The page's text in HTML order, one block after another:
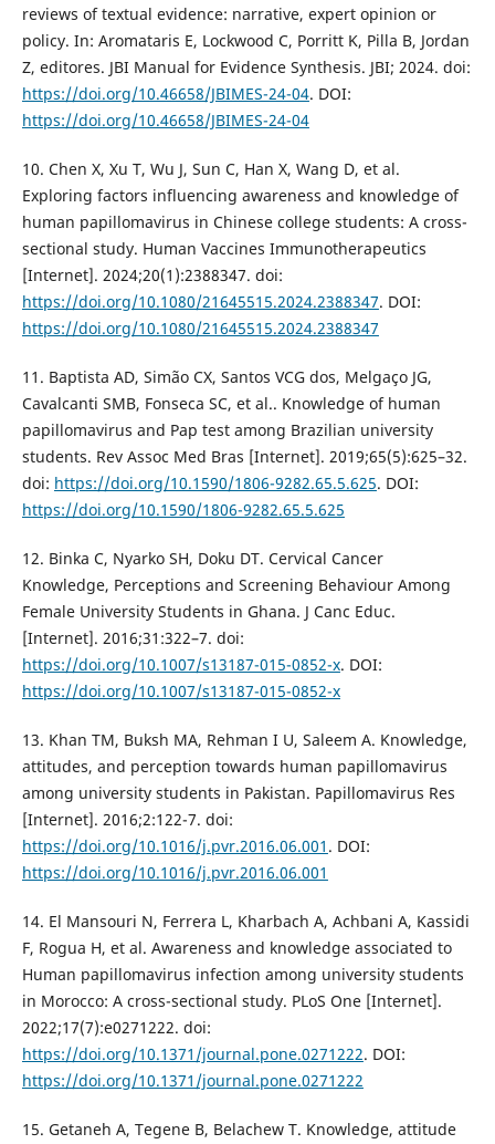
reviews of textual evidence: narrative, expert opinion or
policy. In: Aromataris E, Lockwood C, Porritt K, Pilla B, Jordan
Z, editores. JBI Manual for Evidence Synthesis. JBI; 2024. doi:
https://doi.org/10.46658/JBIMES-24-04. DOI:
https://doi.org/10.46658/JBIMES-24-04
10. Chen X, Xu T, Wu J, Sun C, Han X, Wang D, et al.
Exploring factors influencing awareness and knowledge of
human papillomavirus in Chinese college students: A cross-
sectional study. Human Vaccines Immunotherapeutics
[Internet]. 2024;20(1):2388347. doi:
https://doi.org/10.1080/21645515.2024.2388347. DOI:
https://doi.org/10.1080/21645515.2024.2388347
11. Baptista AD, Simão CX, Santos VCG dos, Melgaço JG,
Cavalcanti SMB, Fonseca SC, et al.. Knowledge of human
papillomavirus and Pap test among Brazilian university
students. Rev Assoc Med Bras [Internet]. 2019;65(5):625–32.
doi: https://doi.org/10.1590/1806-9282.65.5.625. DOI:
https://doi.org/10.1590/1806-9282.65.5.625
12. Binka C, Nyarko SH, Doku DT. Cervical Cancer
Knowledge, Perceptions and Screening Behaviour Among
Female University Students in Ghana. J Canc Educ.
[Internet]. 2016;31:322–7. doi:
https://doi.org/10.1007/s13187-015-0852-x. DOI:
https://doi.org/10.1007/s13187-015-0852-x
13. Khan TM, Buksh MA, Rehman I U, Saleem A. Knowledge,
attitudes, and perception towards human papillomavirus
among university students in Pakistan. Papillomavirus Res
[Internet]. 2016;2:122-7. doi:
https://doi.org/10.1016/j.pvr.2016.06.001 . DOI:
https://doi.org/10.1016/j.pvr.2016.06.001
14. El Mansouri N, Ferrera L, Kharbach A, Achbani A, Kassidi
F, Rogua H, et al. Awareness and knowledge associated to
Human papillomavirus infection among university students
in Morocco: A cross-sectional study. PLoS One [Internet].
2022;17(7):e0271222. doi:
https://doi.org/10.1371/journal.pone.0271222. DOI:
https://doi.org/10.1371/journal.pone.0271222
15. Getaneh A, Tegene B, Belachew T. Knowledge, attitude